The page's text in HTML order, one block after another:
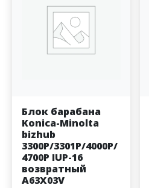
Блок барабана
Konica-Minolta
bizhub
3300P/3301P/4000P/
4700P IUP-16
возвратный
A63X03V